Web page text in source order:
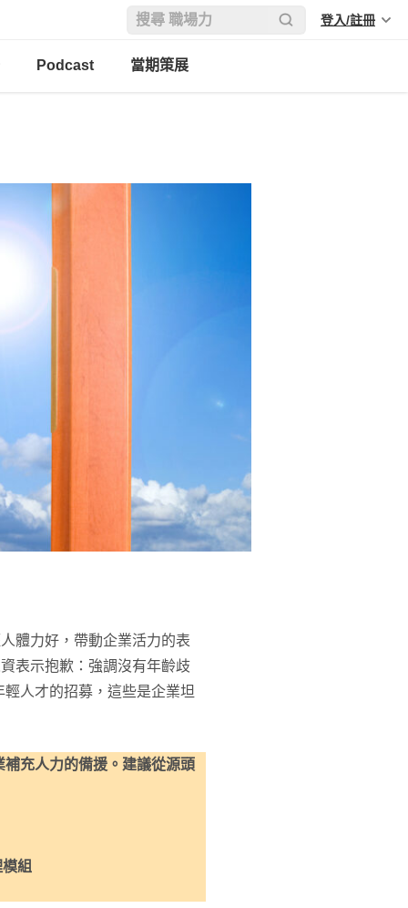
登入/註冊
Podcast 當期策展
體力好，帶動企業活力的表
表示抱歉：強調沒有年齡歧
人才的招募，這些是企業坦
充人力的備援。建議從源頭
組